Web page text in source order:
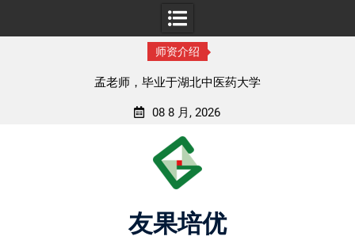
师资介绍
孟老师，毕业于湖北中医药大学
08 8 月, 2026
友果培优